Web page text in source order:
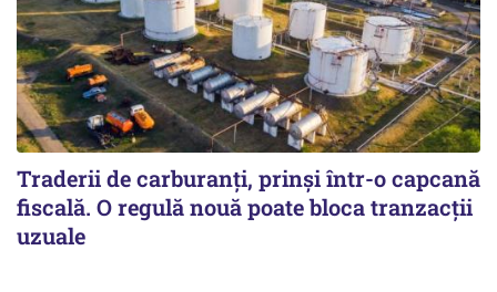
Traderii de carburanți, prinși într-o capcană
fiscală. O regulă nouă poate bloca tranzacții
uzuale